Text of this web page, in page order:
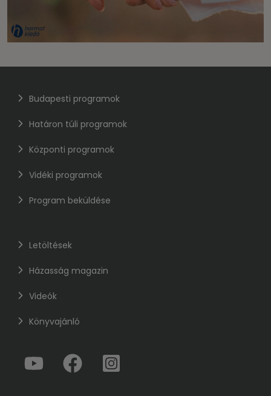
Budapesti programok
Határon túli programok
Központi programok
Vidéki programok
Program beküldése
Letöltések
Házasság magazin
Videók
Könyvajánló